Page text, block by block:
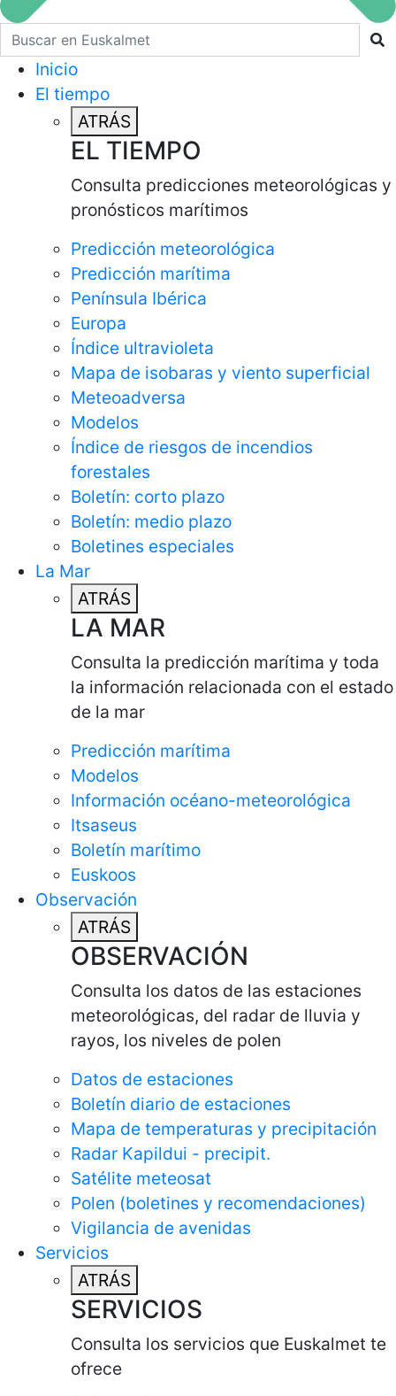
Buscar en euskalmet
Inicio
El tiempo
ATRÁS
EL TIEMPO
Consulta predicciones meteorológicas y
pronósticos marítimos
Predicción meteorológica
Predicción marítima
Península Ibérica
Europa
Índice ultravioleta
Mapa de isobaras y viento superficial
Meteoadversa
Modelos
Índice de riesgos de incendios
forestales
Boletín: corto plazo
Boletín: medio plazo
Boletines especiales
La Mar
ATRÁS
LA MAR
Consulta la predicción marítima y toda
la información relacionada con el estado
de la mar
Predicción marítima
Modelos
Información océano-meteorológica
Itsaseus
Boletín marítimo
Euskoos
Observación
ATRÁS
OBSERVACIÓN
Consulta los datos de las estaciones
meteorológicas, del radar de lluvia y
rayos, los niveles de polen
Datos de estaciones
Boletín diario de estaciones
Mapa de temperaturas y precipitación
Radar Kapildui - precipit.
Satélite meteosat
Polen (boletines y recomendaciones)
Vigilancia de avenidas
Servicios
ATRÁS
SERVICIOS
Consulta los servicios que Euskalmet te
ofrece